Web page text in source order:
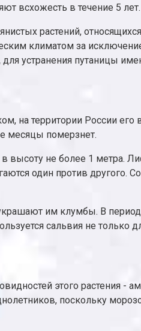
всхожесть в течение 5 лет.
растений,
климатом за
для устранения путаницы
на территории России
месяцы померзнет.
высоту не более 1 метра.
один против другого.
им клумбы. В
сальвия не только
этого растения -
поскольку